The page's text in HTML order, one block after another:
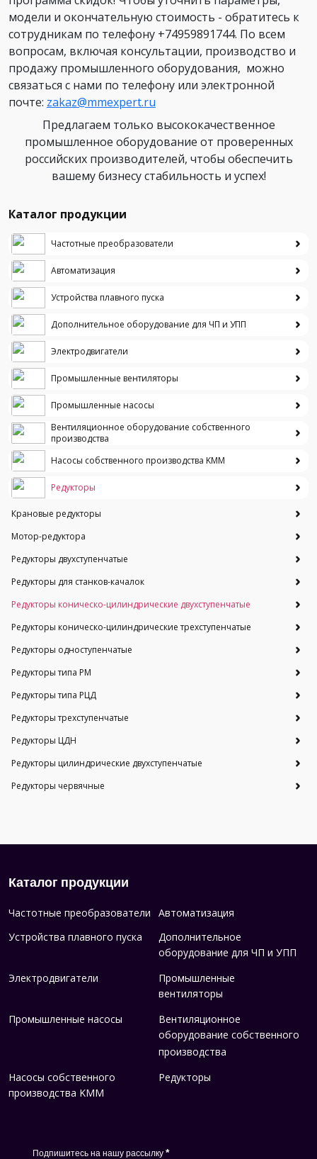
модели и окончательную стоимость - обратитесь к
сотрудникам по телефону +74959891744. По всем
вопросам, включая консультации, производство и
продажу промышленного оборудования, можно
связаться с нами по телефону или электронной
почте: zakaz@mmexpert.ru
Предлагаем только высококачественное
промышленное оборудование от проверенных
российских производителей, чтобы обеспечить
вашему бизнесу стабильность и успех!
Каталог продукции
Частотные преобразователи
Автоматизация
Устройства плавного пуска
Дополнительное оборудование для ЧП и УПП
Электродвигатели
Промышленные вентиляторы
Промышленные насосы
Вентиляционное оборудование собственного
производства
Насосы собственного производства KMM
Редукторы
Крановые редукторы
Мотор-редуктора
Редукторы двухступенчатые
Редукторы для станков-качалок
Редукторы коническо-цилиндрические двухступенчатые
Редукторы коническо-цилиндрические трехступенчатые
Редукторы одноступенчатые
Редукторы типа РМ
Редукторы типа РЦД
Редукторы трехступенчатые
Редукторы ЦДН
Редукторы цилиндрические двухступенчатые
Редукторы червячные
Каталог продукции
Частотные преобразователи
Автоматизация
Устройства плавного пуска
Дополнительное
оборудование для ЧП и УПП
Электродвигатели Промышленные
вентиляторы
Промышленные насосы Вентиляционное
оборудование собственного
производства
Насосы собственного
производства KMM
Редукторы
Подпишитесь на нашу рассылку *